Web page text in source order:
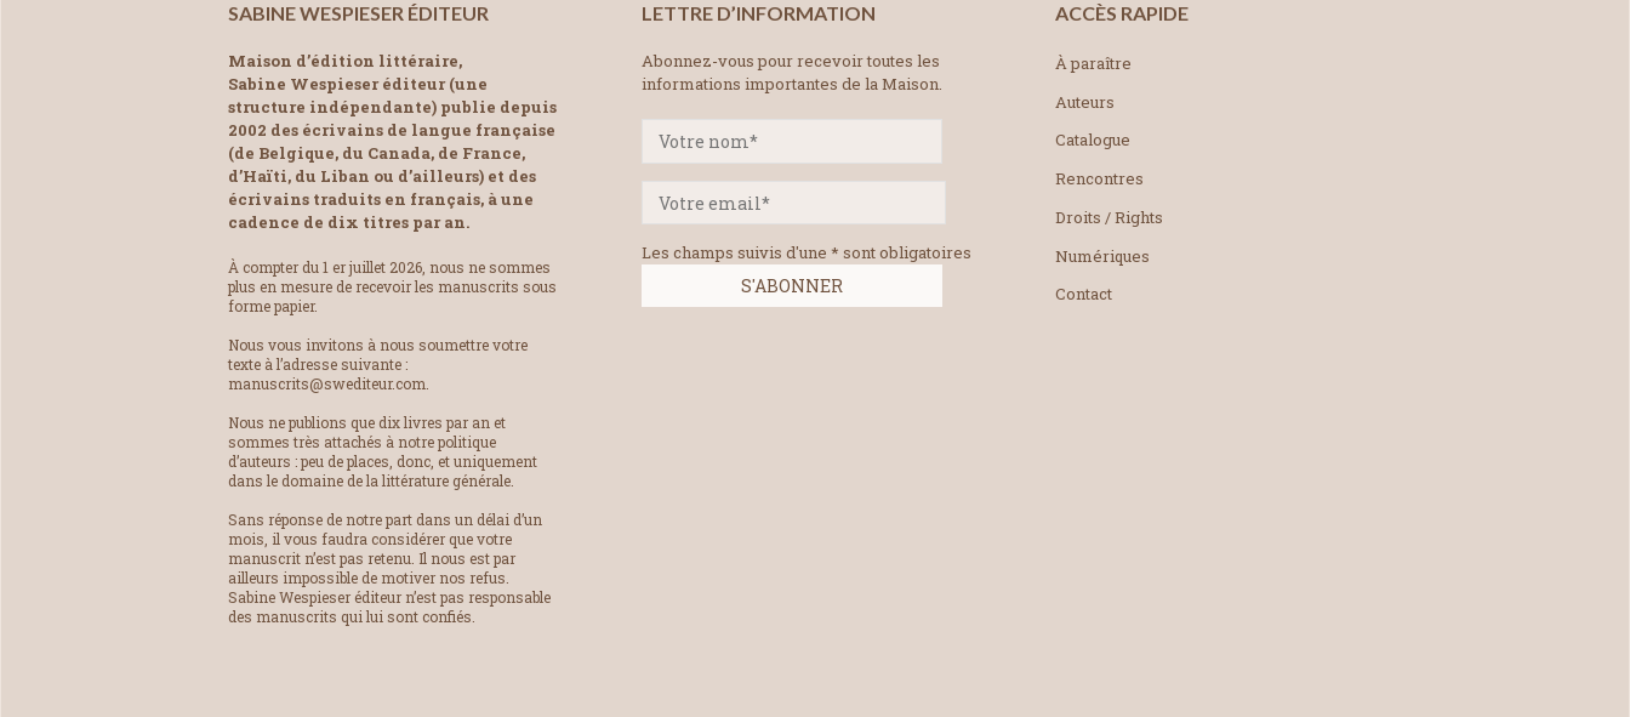
SABINE WESPIESER ÉDITEUR
Maison d’édition littéraire,
Sabine Wespieser éditeur (une
structure indépendante) publie depuis
2002 des écrivains de langue française
(de Belgique, du Canada, de France,
d’Haïti, du Liban ou d’ailleurs) et des
écrivains traduits en français, à une
cadence de dix titres par an.
À compter du 1 er juillet 2026, nous ne sommes
plus en mesure de recevoir les manuscrits sous
forme papier.
Nous vous invitons à nous soumettre votre
texte à l’adresse suivante :
manuscrits@swediteur.com.
Nous ne publions que dix livres par an et
sommes très attachés à notre politique
d’auteurs : peu de places, donc, et uniquement
dans le domaine de la littérature générale.
Sans réponse de notre part dans un délai d’un
mois, il vous faudra considérer que votre
manuscrit n’est pas retenu. Il nous est par
ailleurs impossible de motiver nos refus.
Sabine Wespieser éditeur n’est pas responsable
des manuscrits qui lui sont confiés.
LETTRE D’INFORMATION
Abonnez-vous pour recevoir toutes les
informations importantes de la Maison.
Les champs suivis d'une * sont obligatoires
ACCÈS RAPIDE
À paraître
Auteurs
Catalogue
Rencontres
Droits / Rights
Numériques
Contact